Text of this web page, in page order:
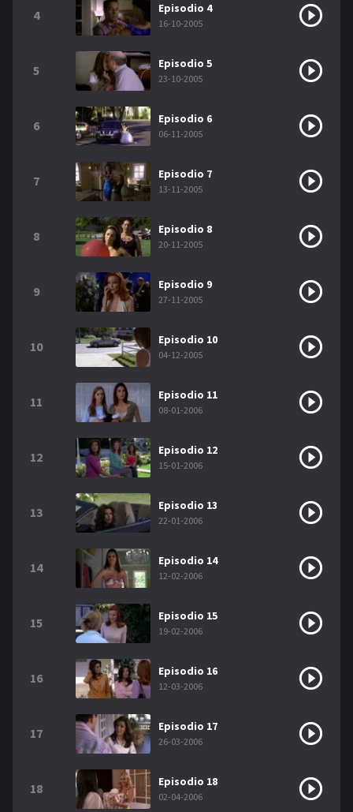
4 Episodio 4
16-10-2005
5 Episodio 5
23-10-2005
6 Episodio 6
06-11-2005
7 Episodio 7
13-11-2005
8 Episodio 8
20-11-2005
9 Episodio 9
27-11-2005
10 Episodio 10
04-12-2005
11 Episodio 11
08-01-2006
12 Episodio 12
15-01-2006
13 Episodio 13
22-01-2006
14 Episodio 14
12-02-2006
15 Episodio 15
19-02-2006
16 Episodio 16
12-03-2006
17 Episodio 17
26-03-2006
18 Episodio 18
02-04-2006